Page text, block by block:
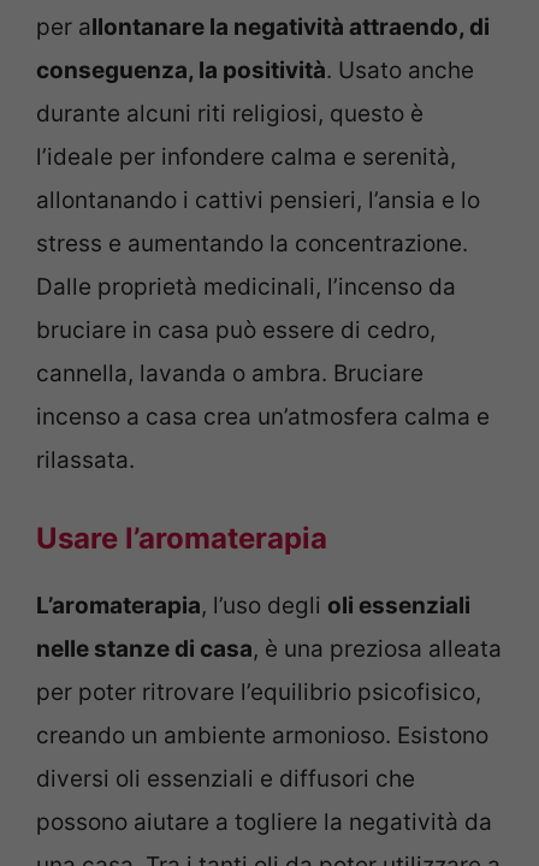
per allontanare la negatività attraendo, di
conseguenza, la positività. Usato anche
durante alcuni riti religiosi, questo è
l’ideale per infondere calma e serenità,
allontanando i cattivi pensieri, l’ansia e lo
stress e aumentando la concentrazione.
Dalle proprietà medicinali, l’incenso da
bruciare in casa può essere di cedro,
cannella, lavanda o ambra. Bruciare
incenso a casa crea un’atmosfera calma e
rilassata.
Usare l’aromaterapia
L’aromaterapia, l’uso degli oli essenziali
nelle stanze di casa, è una preziosa alleata
per poter ritrovare l’equilibrio psicofisico,
creando un ambiente armonioso. Esistono
diversi oli essenziali e diffusori che
possono aiutare a togliere la negatività da